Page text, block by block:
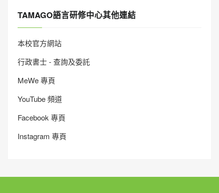
TAMAGO語言研修中心其他連結
本校官方網站
行政書士 - 查詢及委託
MeWe 專頁
YouTube 頻道
Facebook 專頁
Instagram 專頁